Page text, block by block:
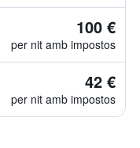
100 €
per nit amb impostos
42 €
per nit amb impostos